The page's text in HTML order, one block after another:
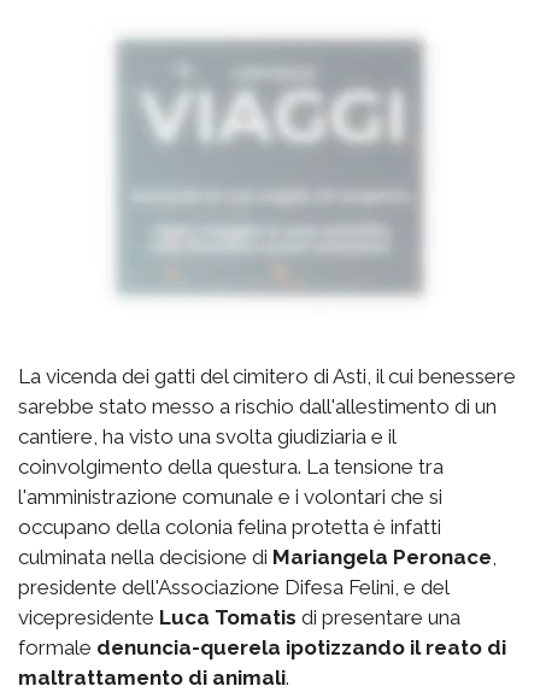
La vicenda dei gatti del cimitero di Asti, il cui benessere
sarebbe stato messo a rischio dall'allestimento di un
cantiere, ha visto una svolta giudiziaria e il
coinvolgimento della questura. La tensione tra
l'amministrazione comunale e i volontari che si
occupano della colonia felina protetta è infatti
culminata nella decisione di Mariangela Peronace,
presidente dell'Associazione Difesa Felini, e del
vicepresidente Luca Tomatis di presentare una
formale denuncia-querela ipotizzando il reato di
maltrattamento di animali.